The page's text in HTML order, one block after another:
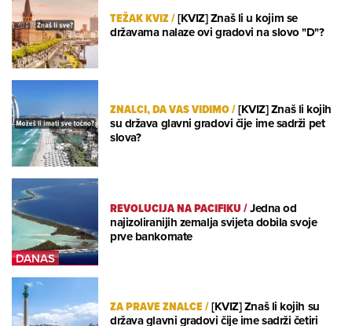
TEŽAK KVIZ/[KVIZ] Znaš li u kojim se
državama nalaze ovi gradovi na slovo "D"?
ZNALCI, DA VAS VIDIMO/[KVIZ] Znaš li kojih
su država glavni gradovi čije ime sadrži pet
slova?
REVOLUCIJA NA PACIFIKU/Jedna od
najizoliranijih zemalja svijeta dobila svoje
prve bankomate
ZA PRAVE ZNALCE/[KVIZ] Znaš li kojih su
država glavni gradovi čije ime sadrži četiri